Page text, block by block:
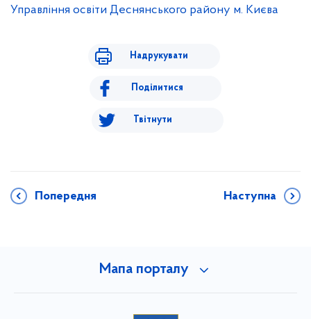
Управління освіти Деснянського району м. Києва
Надрукувати
Поділитися
Твітнути
Попередня Наступна
Мапа порталу